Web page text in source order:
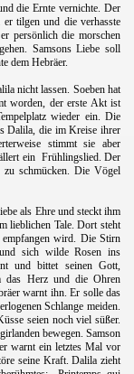
die Ernte vernichte. Der
tilgen und die verhasste
persönlich die morschen
Samsons Liebe soll
dem Hebräer.
nicht lassen. Soeben hat
worden, der erste Akt ist
wieder ein. Die
Dalila, die im Kreise ihrer
stimmt sie aber
ein Frühlingslied. Der
schmücken. Die Vögel
als Ehre und steckt ihm
lieblichen Tale. Dort steht
empfangen wird. Die Stirn
sich wilde Rosen ins
und bittet seinen Gott,
das Herz und die Ohren
warnt ihn. Er solle das
Schlange meiden.
seien noch viel süßer.
bewegen. Samson
warnt ein letztes Mal vor
seine Kraft. Dalila zieht